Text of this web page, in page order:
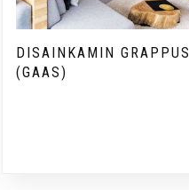
DISAINKAMIN GRAPPUS
(GAAS)